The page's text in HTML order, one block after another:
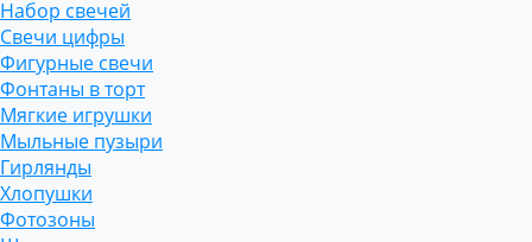
Набор свечей
Свечи цифры
Фигурные свечи
Фонтаны в торт
Мягкие игрушки
Мыльные пузыри
Гирлянды
Хлопушки
Фотозоны